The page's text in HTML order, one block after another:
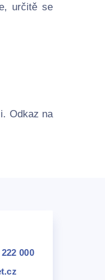
určitě se
Odkaz na
000